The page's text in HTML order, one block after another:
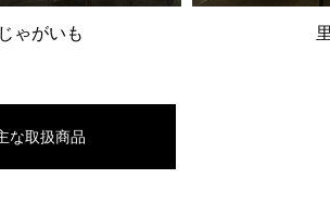
じゃがいも
な取扱商品